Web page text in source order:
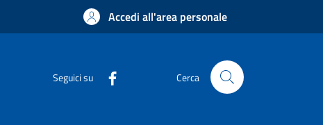
Accedi all'area personale
Seguici su Cerca